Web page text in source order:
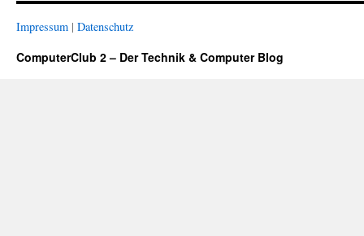
Impressum | Datenschutz
ComputerClub 2 – Der Technik & Computer Blog